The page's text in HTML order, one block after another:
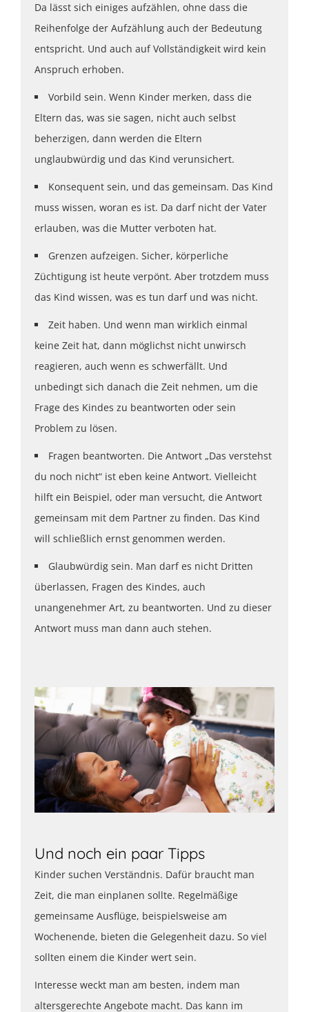
Da lässt sich einiges aufzählen, ohne dass die
Reihenfolge der Aufzählung auch der Bedeutung
entspricht. Und auch auf Vollständigkeit wird kein
Anspruch erhoben.
Vorbild sein. Wenn Kinder merken, dass die
Eltern das, was sie sagen, nicht auch selbst
beherzigen, dann werden die Eltern
unglaubwürdig und das Kind verunsichert.
Konsequent sein, und das gemeinsam. Das Kind
muss wissen, woran es ist. Da darf nicht der Vater
erlauben, was die Mutter verboten hat.
Grenzen aufzeigen. Sicher, körperliche
Züchtigung ist heute verpönt. Aber trotzdem muss
das Kind wissen, was es tun darf und was nicht.
Zeit haben. Und wenn man wirklich einmal
keine Zeit hat, dann möglichst nicht unwirsch
reagieren, auch wenn es schwerfällt. Und
unbedingt sich danach die Zeit nehmen, um die
Frage des Kindes zu beantworten oder sein
Problem zu lösen.
Fragen beantworten. Die Antwort „Das verstehst
du noch nicht“ ist eben keine Antwort. Vielleicht
hilft ein Beispiel, oder man versucht, die Antwort
gemeinsam mit dem Partner zu finden. Das Kind
will schließlich ernst genommen werden.
Glaubwürdig sein. Man darf es nicht Dritten
überlassen, Fragen des Kindes, auch
unangenehmer Art, zu beantworten. Und zu dieser
Antwort muss man dann auch stehen.
Und noch ein paar Tipps
Kinder suchen Verständnis. Dafür braucht man
Zeit, die man einplanen sollte. Regelmäßige
gemeinsame Ausflüge, beispielsweise am
Wochenende, bieten die Gelegenheit dazu. So viel
sollten einem die Kinder wert sein.
Interesse weckt man am besten, indem man
altersgerechte Angebote macht. Das kann im